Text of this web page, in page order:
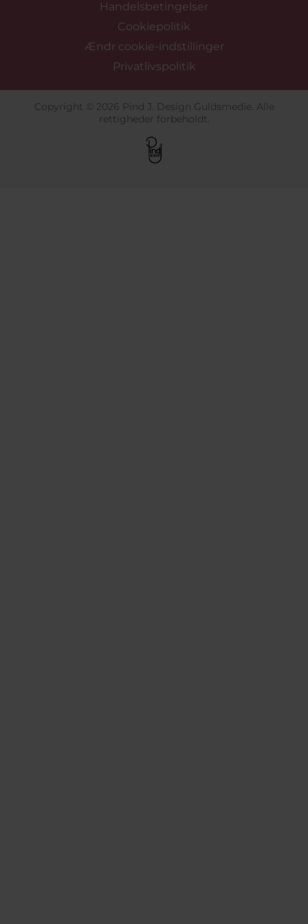
Handelsbetingelser
Cookiepolitik
Ændr cookie-indstillinger
Privatlivspolitik
Copyright © 2026 Pind J. Design Guldsmedie. Alle
rettigheder forbeholdt.